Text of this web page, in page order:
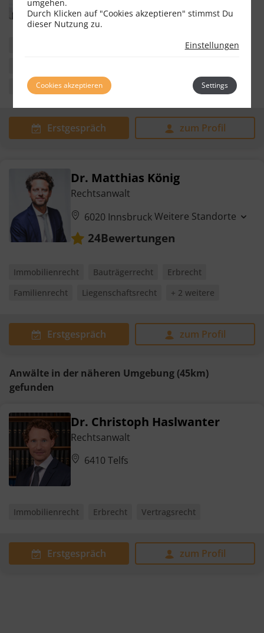
Familienrecht
Scheidungsrecht
Erstgespräch zum Profil
Dr. Matthias König
Rechtsanwalt
6020 InnsbruckWeitere Standorte
24Bewertungen
Immobilienrecht Bauträgerrecht
Erbrecht
Familienrecht
Liegenschaftsrecht + 2 weitere
Erstgespräch zum Profil
Anwälte in der näheren Umgebung (45km)
gefunden
Dr. Christoph Haslwanter
Rechtsanwalt
6410 Telfs
Immobilienrecht Erbrecht Vertragsrecht
Erstgespräch zum Profil
umgehen.
Durch Klicken auf "Cookies akzeptieren" stimmst Du
dieser Nutzung zu.
Einstellungen
Cookies akzeptieren Settings